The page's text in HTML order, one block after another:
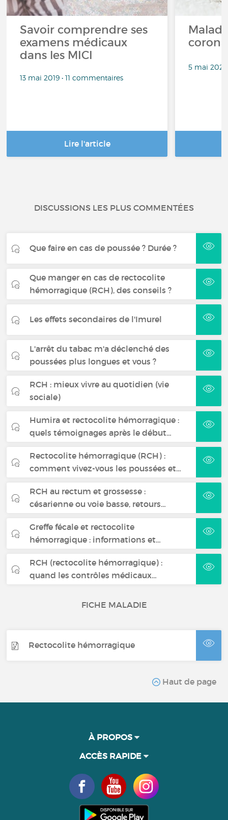
Savoir comprendre ses
examens médicaux
dans les MICI
13 mai 2019 • 11 commentaires
Lire l'article
5 mai
DISCUSSIONS LES PLUS COMMENTÉES
Que faire en cas de poussée ? Durée ?
Que manger en cas de rectocolite
hémorragique (RCH), des conseils ?
Les effets secondaires de l'Imurel
L'arrêt du tabac m'a déclenché des
poussées plus longues et vous ?
RCH : mieux vivre au quotidien (vie
sociale)
Humira et rectocolite hémorragique :
quels témoignages après le début…
Rectocolite hémorragique (RCH) :
comment vivez-vous les poussées et…
RCH au rectum et grossesse :
césarienne ou voie basse, retours…
Greffe fécale et rectocolite
hémorragique : informations et…
RCH (rectocolite hémorragique) :
quand les contrôles médicaux…
FICHE MALADIE
Rectocolite hémorragique
Haut de page
À PROPOS
ACCÈS RAPIDE